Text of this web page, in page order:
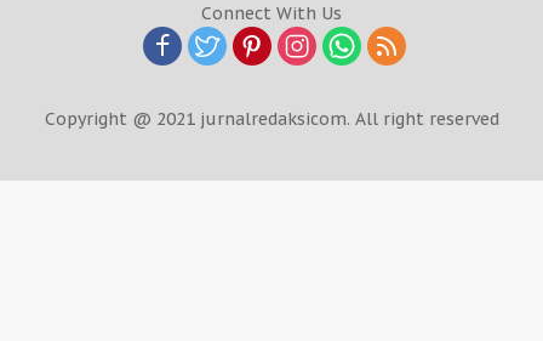
Connect With Us
Copyright @ 2021 jurnalredaksicom. All right reserved